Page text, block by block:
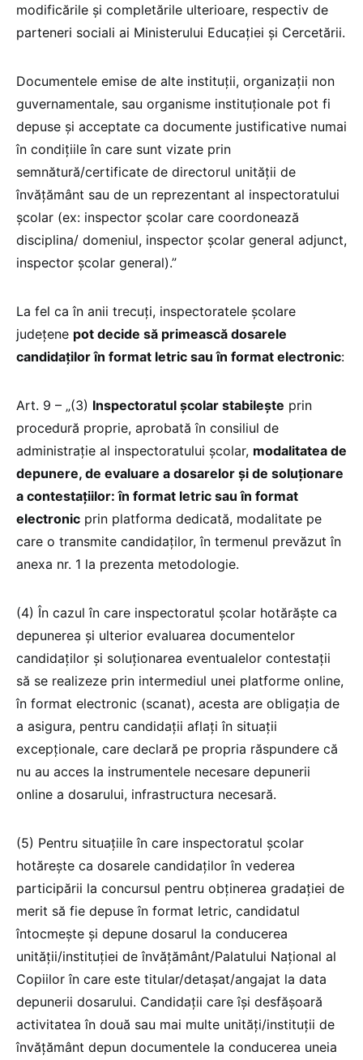
modificările și completările ulterioare, respectiv de
parteneri sociali ai Ministerului Educaţiei şi Cercetării.
Documentele emise de alte instituții, organizații non
guvernamentale, sau organisme instituționale pot fi
depuse și acceptate ca documente justificative numai
în condițiile în care sunt vizate prin
semnătură/certificate de directorul unității de
învățământ sau de un reprezentant al inspectoratului
școlar (ex: inspector școlar care coordonează
disciplina/ domeniul, inspector școlar general adjunct,
inspector școlar general).”
La fel ca în anii trecuți, inspectoratele școlare
județene pot decide să primească dosarele
candidaților în format letric sau în format electronic:
Art. 9 – „(3) Inspectoratul şcolar stabilește prin
procedură proprie, aprobată în consiliul de
administrație al inspectoratului școlar, modalitatea de
depunere, de evaluare a dosarelor și de soluționare
a contestațiilor: în format letric sau în format
electronic prin platforma dedicată, modalitate pe
care o transmite candidaților, în termenul prevăzut în
anexa nr. 1 la prezenta metodologie.
(4) În cazul în care inspectoratul şcolar hotărăște ca
depunerea și ulterior evaluarea documentelor
candidaților și soluționarea eventualelor contestații
să se realizeze prin intermediul unei platforme online,
în format electronic (scanat), acesta are obligația de
a asigura, pentru candidații aflați în situații
excepționale, care declară pe propria răspundere că
nu au acces la instrumentele necesare depunerii
online a dosarului, infrastructura necesară.
(5) Pentru situațiile în care inspectoratul școlar
hotărește ca dosarele candidaților în vederea
participării la concursul pentru obţinerea gradaţiei de
merit să fie depuse în format letric, candidatul
întocmeşte şi depune dosarul la conducerea
unităţii/instituţiei de învăţământ/Palatului Național al
Copiilor în care este titular/detaşat/angajat la data
depunerii dosarului. Candidaţii care îşi desfăşoară
activitatea în două sau mai multe unităţi/instituţii de
învăţământ depun documentele la conducerea uneia